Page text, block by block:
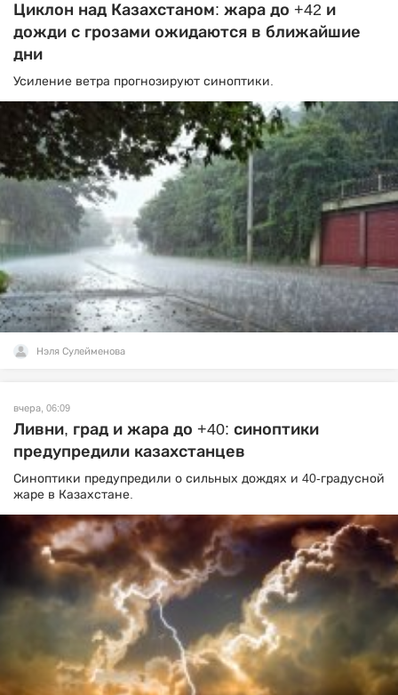
Циклон над Казахстаном: жара до +42 и
дожди с грозами ожидаются в ближайшие
дни
Усиление ветра прогнозируют синоптики.
Нэля Сулейменова
вчера, 06:09
Ливни, град и жара до +40: синоптики
предупредили казахстанцев
Синоптики предупредили о сильных дождях и 40-градусной
жаре в Казахстане.